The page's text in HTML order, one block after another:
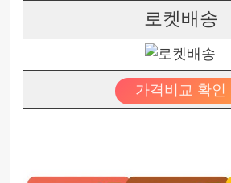
로켓배송
가격비교 확인